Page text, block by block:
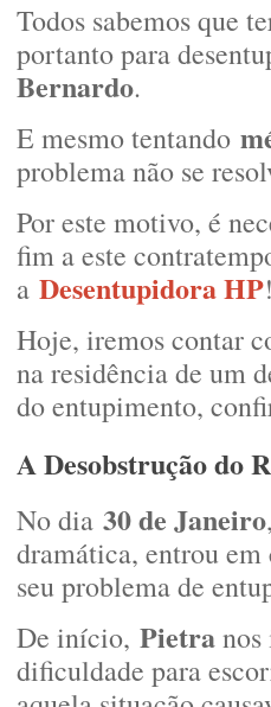
Todos sabemos que
portanto para
Bernardo.
E mesmo tentando
problema não se
Por este motivo, é
fim a este
a Desentupidora HP!
Hoje, iremos contar
na residência de um
do entupimento,
A Desobstrução do
No dia 30 de Janeiro
dramática, entrou em
seu problema de
De início, Pietra
dificuldade para